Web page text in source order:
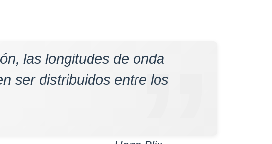
las longitudes de onda
ser distribuidos entre los